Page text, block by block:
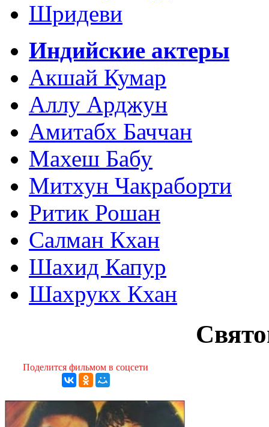
Шридеви
Индийские актеры
Акшай Кумар
Аллу Арджун
Амитабх Баччан
Махеш Бабу
Митхун Чакраборти
Ритик Рошан
Салман Кхан
Шахид Капур
Шахрукх Кхан
Поделится фильмом в соцсети